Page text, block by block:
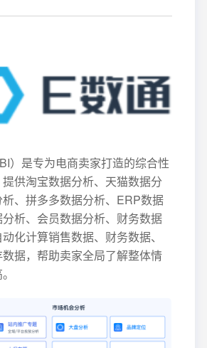
）是专为电商卖家打造的综合性
供淘宝数据分析、天猫数据分
、拼多多数据分析、ERP数据
析、会员数据分析、财务数据
化计算销售数据、财务数据、
据，帮助卖家全局了解整体情